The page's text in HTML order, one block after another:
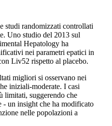
studi randomizzati controllati
Uno studio del 2013 sul
Hepatology ha
nei parametri epatici in
Liv52 rispetto al placebo.
migliori si osservano nei
iniziali-moderate. I casi
limitati, suggerendo che
- un insight che ha modificato
nelle popolazioni a